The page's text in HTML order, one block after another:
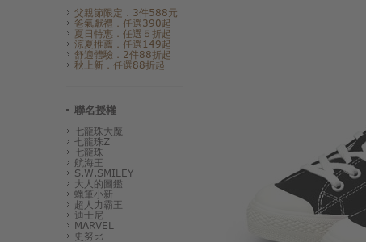
父親節限定．3件588元
爸氣獻禮．任選390起
夏日特惠．任選５折起
涼夏推薦．任選149起
舒適體驗．2件88折起
秋上新．任選88折起
聯名授權
七龍珠大魔
七龍珠Z
七龍珠
航海王
S.W.SMILEY
大人的圖鑑
蠟筆小新
超人力霸王
迪士尼
MARVEL
史努比